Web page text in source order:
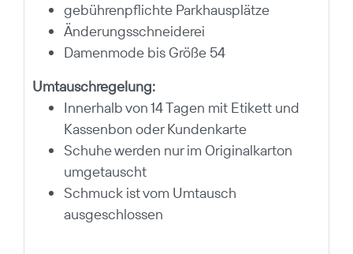
gebührenpflichte Parkhausplätze
Änderungsschneiderei
Damenmode bis Größe 54
Umtauschregelung:
Innerhalb von 14 Tagen mit Etikett und
Kassenbon oder Kundenkarte
Schuhe werden nur im Originalkarton
umgetauscht
Schmuck ist vom Umtausch
ausgeschlossen